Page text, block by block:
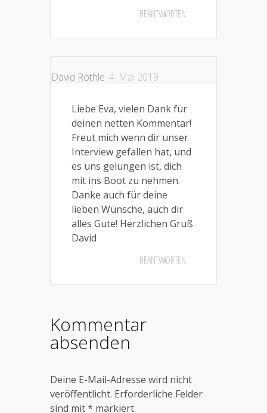
BEANTWORTEN
David Röthle 4. Mai 2019
Liebe Eva, vielen Dank für
deinen netten Kommentar!
Freut mich wenn dir unser
Interview gefallen hat, und
es uns gelungen ist, dich
mit ins Boot zu nehmen.
Danke auch für deine
lieben Wünsche, auch dir
alles Gute! Herzlichen Gruß
David
BEANTWORTEN
Kommentar
absenden
Deine E-Mail-Adresse wird nicht
veröffentlicht. Erforderliche Felder
sind mit* markiert